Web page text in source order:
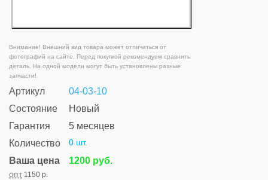
Внимание! Внешний вид товара может отличаться от
фотографий на сайте. Перед покупкой рекомендуем сравнить
деталь. На одной модели могут быть установлены разные
запчасти!
Артикул
04-03-10
Состояние
Новый
Гарантия
5 месяцев
Количество
0 шт.
Ваша цена 1200 руб.
опт 1150 р.